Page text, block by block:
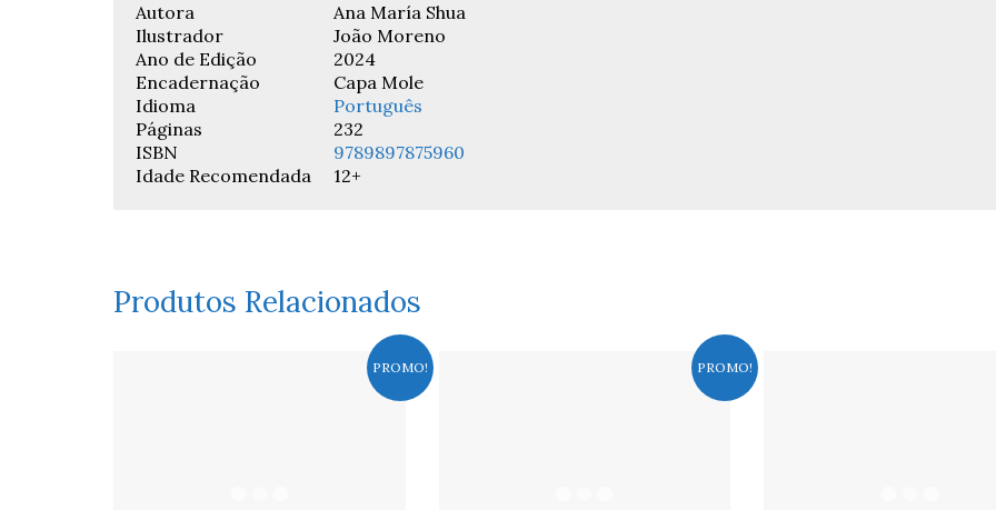
Autora
Ana María Shua
Ilustrador
João Moreno
Ano de Edição
2024
Encadernação
Capa Mole
Idioma
Português
Páginas
232
ISBN
9789897875960
Idade Recomendada
12+
Produtos Relacionados
PROMO! PROMO!